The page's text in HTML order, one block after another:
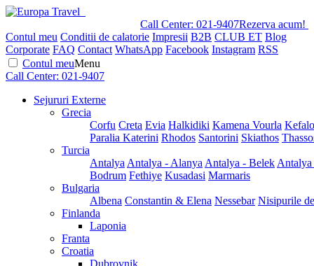
Call Center: 021-9407Rezerva acum!
Contul meu Conditii de calatorie Impresii B2B CLUB ET Blog
Corporate FAQ Contact WhatsApp Facebook Instagram RSS
Contul meuMenu
Call Center: 021-9407
Sejururi Externe
Grecia
Corfu Creta Evia Halkidiki Kamena Vourla
Paralia Katerini Rhodos Santorini Skiathos
Turcia
Antalya Antalya - Alanya Antalya - Belek
Bodrum Fethiye Kusadasi Marmaris
Bulgaria
Albena Constantin & Elena Nessebar Nisipurile
Finlanda
Laponia
Franta
Croatia
Dubrovnik